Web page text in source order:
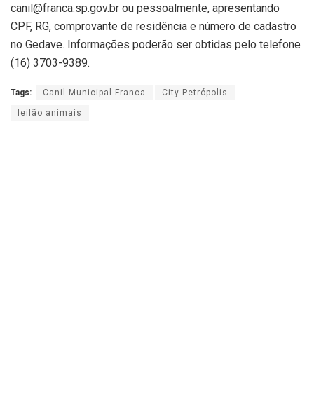
canil@franca.sp.gov.br ou pessoalmente, apresentando
CPF, RG, comprovante de residência e número de cadastro
no Gedave. Informações poderão ser obtidas pelo telefone
(16) 3703-9389.
Tags: Canil Municipal Franca City Petrópolis
leilão animais